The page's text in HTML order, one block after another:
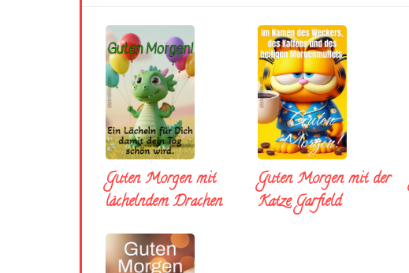
Guten Morgen mit
lächelndem Drachen
Guten Morgen mit der
Katze Garfield